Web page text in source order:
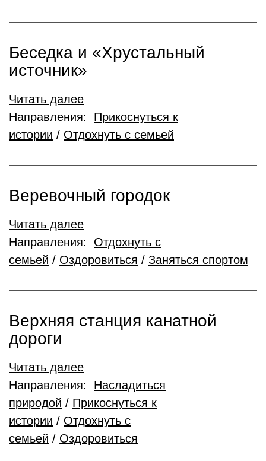
Беседка и «Хрустальный
источник»
Читать далее
Направления: Прикоснуться к
истории / Отдохнуть с семьей
Веревочный городок
Читать далее
Направления: Отдохнуть с
семьей / Оздоровиться / Заняться спортом
Верхняя станция канатной
дороги
Читать далее
Направления: Насладиться
природой / Прикоснуться к
истории / Отдохнуть с
семьей / Оздоровиться